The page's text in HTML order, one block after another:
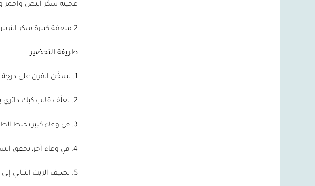
عجينة سكر أبيض وأحمر
2 ملعقة كبيرة سكر التزيين
طريقة التحضير
1. نسخّن الفرن على درجة حرارة °175 مئوية
2. نغلّف قالب كيك دائري بقطر 15 سم بورق زبدة
3. في وعاء كبير نخلط الطحين مع بيكينج باودر والملح
4. في وعاء آخر، نخفق السكر مع حليب اللوز غير المُحلى ومستخلص الفانيليا حتى يمتص السكر بالكامل
5. نضيف الزيت النباتي إلى المكونات الرطبة ونمزج جيدًا